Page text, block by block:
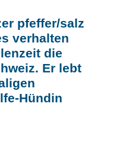
pfeffer/salz
verhalten
die
Er lebt
Hündin